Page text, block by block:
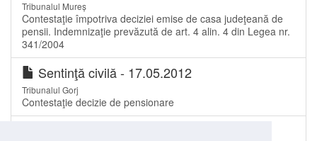
Tribunalul Mureș
Contestaţie împotriva deciziei emise de casa judeţeană de
pensii. Indemnizaţie prevăzută de art. 4 alin. 4 din Legea nr.
341/2004
Sentinţă civilă - 17.05.2012
Tribunalul Gorj
Contestaţie decizie de pensionare